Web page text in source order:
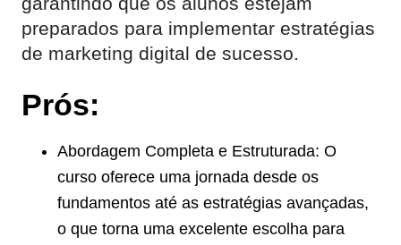
preparados para implementar estratégias
de marketing digital de sucesso.
Prós:
Abordagem Completa e Estruturada: O
curso oferece uma jornada desde os
fundamentos até as estratégias avançadas,
o que torna uma excelente escolha para